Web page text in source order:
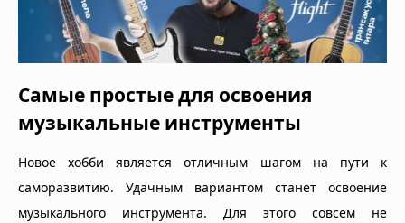
Самые простые для освоения
музыкальные инструменты
Новое хобби является отличным шагом на пути к
саморазвитию. Удачным вариантом станет освоение
музыкального инструмента. Для этого совсем не